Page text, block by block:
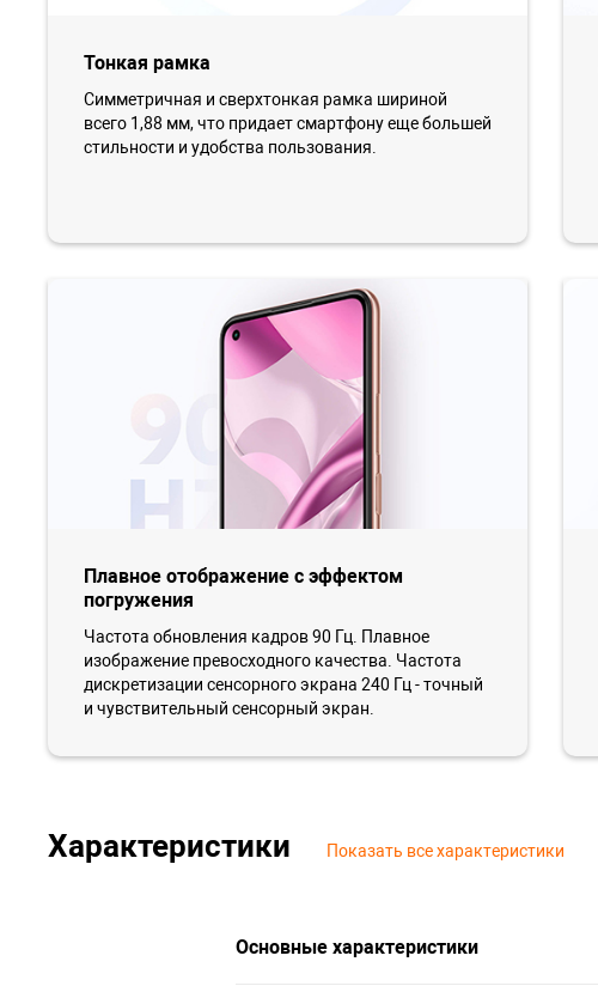
Тонкая рамка
Симметричная и сверхтонкая рамка шириной
всего 1,88 мм, что придает смартфону еще большей
стильности и удобства пользования.
Плавное отображение с эффектом
погружения
Частота обновления кадров 90 Гц. Плавное
изображение превосходного качества. Частота
дискретизации сенсорного экрана 240 Гц - точный
и чувствительный сенсорный экран.
Характеристики Показать все характеристики
Основные характеристики